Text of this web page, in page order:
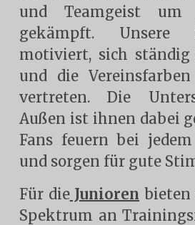
und Teamgeist um
gekämpft. Unsere
motiviert, sich ständig
und die
vertreten. Die
Außen ist ihnen dabei
Fans feuern bei
und sorgen für gute
Für dieJunioren bieten
Spektrum an